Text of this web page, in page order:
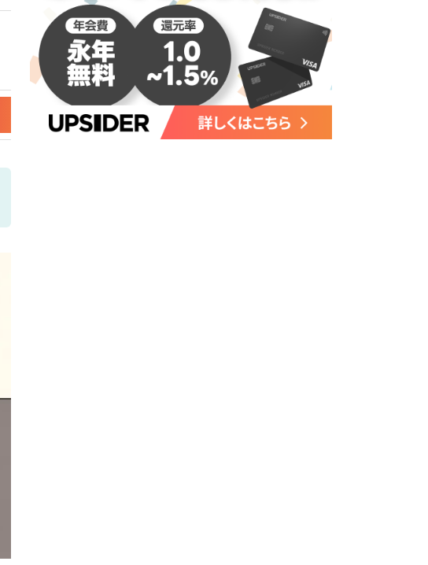
freee会計 freee会計
詳細を見る